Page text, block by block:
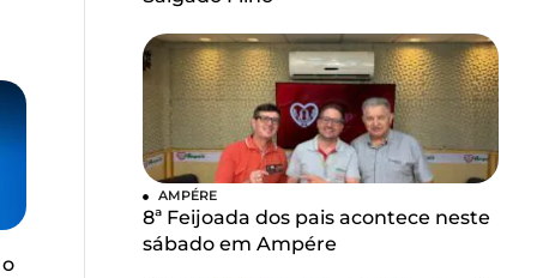
AMPÉRE
8ª Feijoada dos pais acontece neste
sábado em Ampére